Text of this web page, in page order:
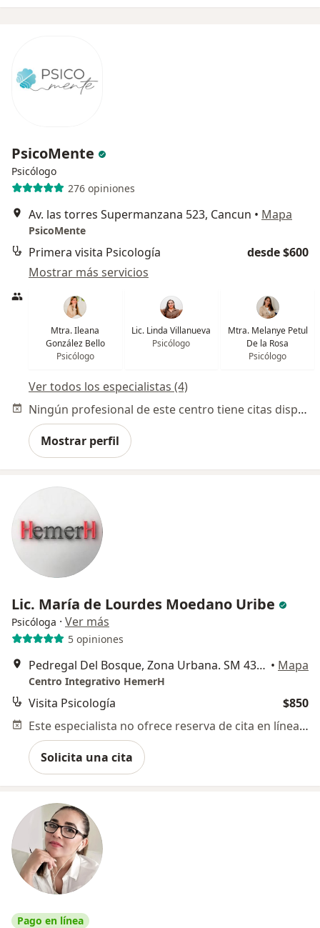
PsicoMente
Psicólogo
276 opiniones
Av. las torres Supermanzana 523, Cancun • Mapa
PsicoMente
Primera visita Psicología
desde $600
Mostrar más servicios
Mtra. Ileana
González Bello
Psicólogo
Lic. Linda Villanueva
Psicólogo
Mtra. Melanye Petul
De la Rosa
Psicólogo
Ver todos los especialistas (4)
Ningún profesional de este centro tiene citas disponibles
Mostrar perfil
Lic. María de Lourdes Moedano Uribe
Psicóloga · Ver más
5 opiniones
Pedregal Del Bosque, Zona Urbana. SM 43, MZ 03, LT 06, Cancun • Mapa
Centro Integrativo HemerH
Visita Psicología
$850
Este especialista no ofrece reserva de cita en línea en esta dirección.
Solicita una cita
Pago en línea